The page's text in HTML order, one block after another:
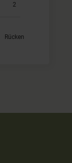
2
Rücken